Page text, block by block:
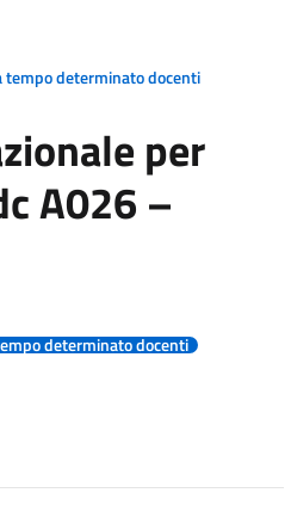
determinato docenti
per
A026 –
determinato docenti